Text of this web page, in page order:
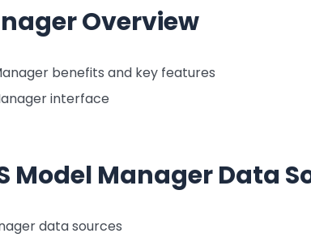
Overview
benefits and key features
interface
Model Manager Data
data sources